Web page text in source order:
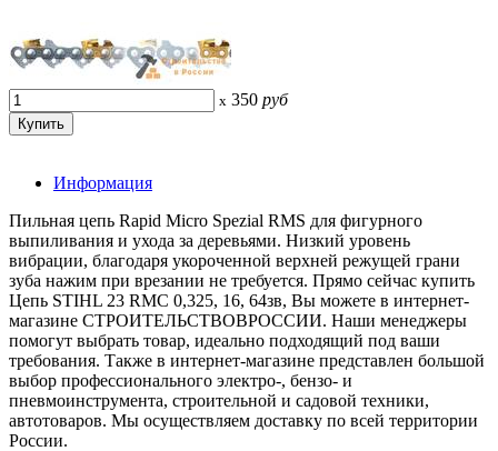
x 350 руб
Информация
Пильная цепь Rapid Micro Spezial RMS для фигурного
выпиливания и ухода за деревьями. Низкий уровень
вибрации, благодаря укороченной верхней режущей грани
зуба нажим при врезании не требуется. Прямо сейчас купить
Цепь STIHL 23 RMC 0,325, 16, 64зв, Вы можете в интернет-
магазине СТРОИТЕЛЬСТВОВРОССИИ. Наши менеджеры
помогут выбрать товар, идеально подходящий под ваши
требования. Также в интернет-магазине представлен большой
выбор профессионального электро-, бензо- и
пневмоинструмента, строительной и садовой техники,
автотоваров. Мы осуществляем доставку по всей территории
России.